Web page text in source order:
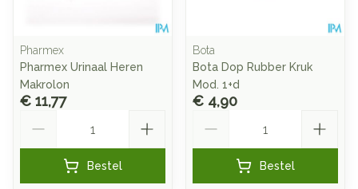
Pharmex
Pharmex Urinaal Heren
Makrolon
€ 11,77
Bestel
Bota
Bota Dop Rubber Kruk
Mod. 1+d
€ 4,90
Bestel